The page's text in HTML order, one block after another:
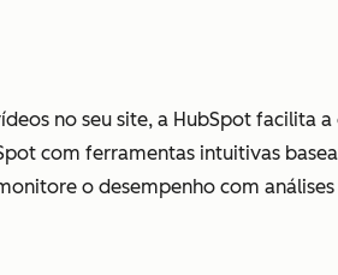
no seu site, a HubSpot facilita
com ferramentas intuitivas
o desempenho com